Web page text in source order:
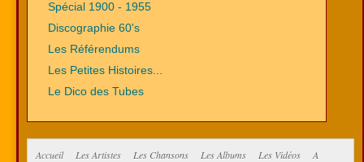
Spécial 1900 - 1955
Discographie 60's
Les Référendums
Les Petites Histoires...
Le Dico des Tubes
Accueil Les Artistes Les Chansons Les Albums Les Vidéos
A